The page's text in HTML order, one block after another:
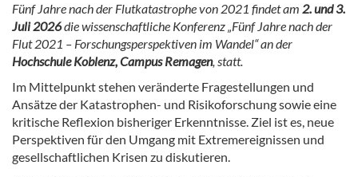
Fünf Jahre nach der Flutkatastrophe von 2021 findet am 2. und 3.
Juli 2026die wissenschaftliche Konferenz „Fünf Jahre nach der
Flut 2021 – Forschungsperspektiven im Wandel“ an der
Hochschule Koblenz, Campus Remagen, statt.
Im Mittelpunkt stehen veränderte Fragestellungen und
Ansätze der Katastrophen- und Risikoforschung sowie eine
kritische Reflexion bisheriger Erkenntnisse. Ziel ist es, neue
Perspektiven für den Umgang mit Extremereignissen und
gesellschaftlichen Krisen zu diskutieren.